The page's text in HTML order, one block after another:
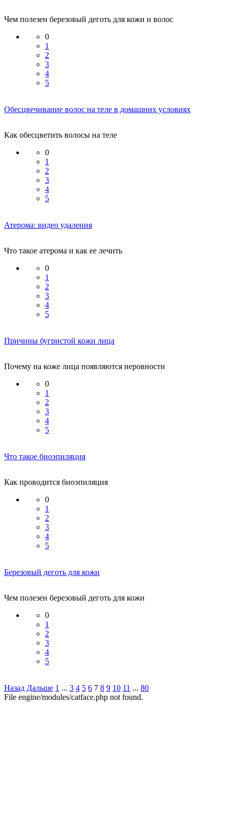
Чем полезен березовый деготь для кожи и волос
0
1
2
3
4
5
Обесцвечивание волос на теле в домашних условиях
Как обесцветить волосы на теле
0
1
2
3
4
5
Атерома: видео удаления
Что такое атерома и как ее лечить
0
1
2
3
4
5
Причины бугристой кожи лица
Почему на коже лица появляются неровности
0
1
2
3
4
5
Что такое биоэпиляция
Как проводится биоэпиляция
0
1
2
3
4
5
Березовый деготь для кожи
Чем полезен березовый деготь для кожи
0
1
2
3
4
5
Назад Дальше 1 ... 3 4 5 6 7 8 9 10 11 ... 80
File engine/modules/catface.php not found.